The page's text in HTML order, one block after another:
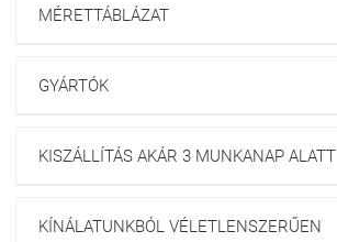
MÉRETTÁBLÁZAT
GYÁRTÓK
KISZÁLLÍTÁS AKÁR 3 MUNKANAP ALATT
KÍNÁLATUNKBÓL VÉLETLENSZERŰEN